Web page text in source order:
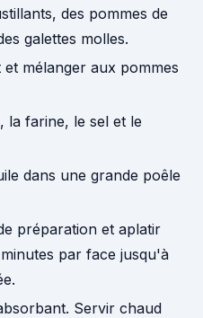
des pommes de
galettes molles.
mélanger aux pommes
la farine, le sel et le
dans une grande poêle
préparation et aplatir
par face jusqu'à
Servir chaud